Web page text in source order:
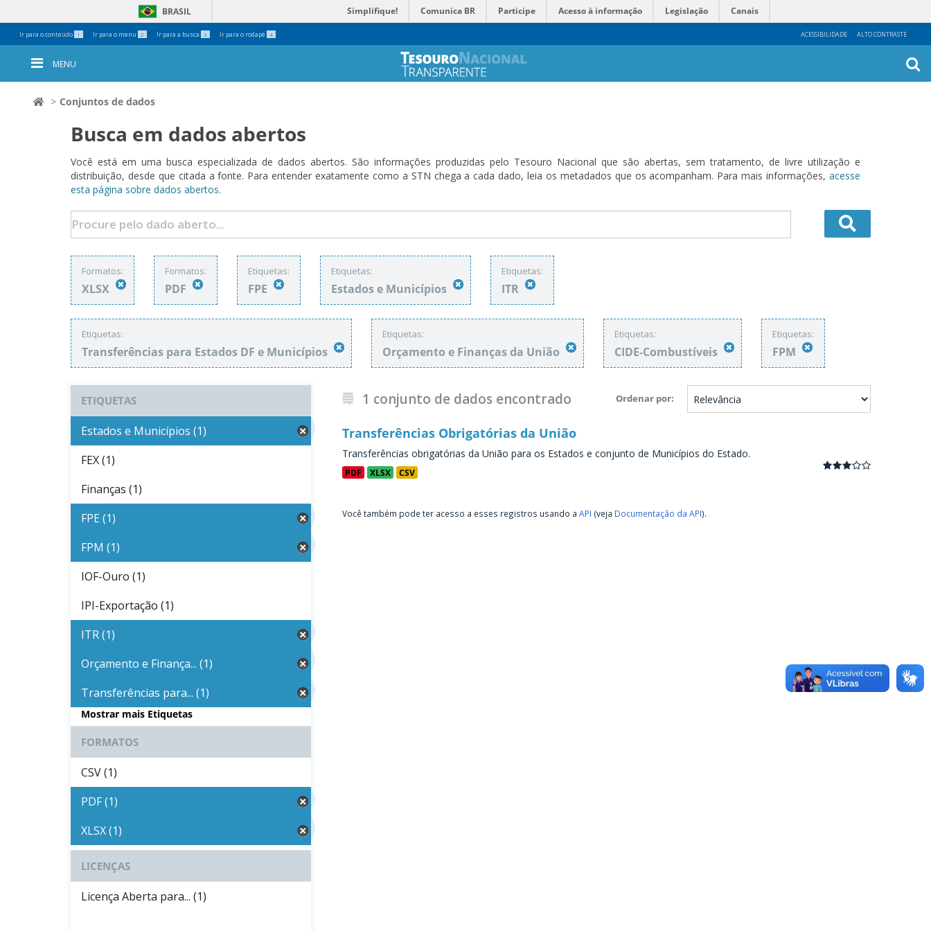
Ir para o conteúdo 1 Ir para o menu 2 Ir para a busca 3 Ir para o rodapé 4 ACESSIBILIDADE ALTO CONTRASTE
BRASIL Simplifique! Comunica BR Participe Acesso à informação Legislação Canais
Ferramentas
Pessoais
MENU
Conjuntos de dados
Busca em dados abertos
Você está em uma busca especializada de dados abertos. São informações produzidas pelo Tesouro Nacional que são abertas, sem tratamento, de livre utilização e
distribuição, desde que citada a fonte. Para entender exatamente como a STN chega a cada dado, leia os metadados que os acompanham. Para mais informações, acesse
esta página sobre dados abertos.
Formatos:
XLSX
Formatos:
PDF
Etiquetas:
FPE
Etiquetas:
Estados e Municípios
Etiquetas:
ITR
Etiquetas:
Transferências para Estados DF e Municípios
Etiquetas:
Orçamento e Finanças da União
Etiquetas:
CIDE-Combustíveis
Etiquetas:
FPM
Ordenar por
1 conjunto de dados encontrado
Transferências Obrigatórias da União
Transferências obrigatórias da União para os Estados e conjunto de Municípios do Estado.
PDF XLSX CSV
Você também pode ter acesso a esses registros usando a API (veja Documentação da API).
ETIQUETAS
Estados e Municípios (1)
FEX (1)
Finanças (1)
FPE (1)
FPM (1)
IOF-Ouro (1)
IPI-Exportação (1)
ITR (1)
Orçamento e Finança... (1)
Transferências para... (1)
Mostrar mais Etiquetas
FORMATOS
CSV (1)
PDF (1)
XLSX (1)
LICENÇAS
Licença Aberta para... (1)